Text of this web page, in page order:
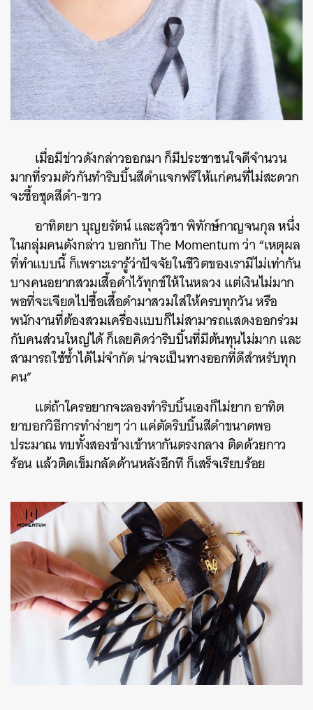
เมื่อมีข่าวดังกล่าวออกมา ก็มีประชาชนใจดีจำนวน
มากที่รวมตัวกันทำริบบิ้นสีดำแจกฟรีให้แก่คนที่ไม่สะดวก
จะซื้อชุดสีดำ-ขาว
อาทิตยา บุญยรัตน์ และสุวิชา พิทักษ์กาญจนกุล หนึ่ง
ในกลุ่มคนดังกล่าว บอกกับ The Momentum ว่า “เหตุผล
ที่ทำแบบนี้ ก็เพราะเรารู้ว่าปัจจัยในชีวิตของเรามีไม่เท่ากัน
บางคนอยากสวมเสื้อดำไว้ทุกข์ให้ในหลวง แต่เงินไม่มาก
พอที่จะเจียดไปซื้อเสื้อดำมาสวมใส่ให้ครบทุกวัน หรือ
พนักงานที่ต้องสวมเครื่องแบบก็ไม่สามารถแสดงออกร่วม
กับคนส่วนใหญ่ได้ ก็เลยคิดว่าริบบิ้นที่มีต้นทุนไม่มาก และ
สามารถใช้ซ้ำได้ไม่จำกัด น่าจะเป็นทางออกที่ดีสำหรับทุก
คน”
แต่ถ้าใครอยากจะลองทำริบบิ้นเองก็ไม่ยาก อาทิต
ยาบอกวิธีการทำง่ายๆ ว่า แค่ตัดริบบิ้นสีดำขนาดพอ
ประมาณ ทบทั้งสองข้างเข้าหากันตรงกลาง ติดด้วยกาว
ร้อน แล้วติดเข็มกลัดด้านหลังอีกที ก็เสร็จเรียบร้อย
ค้นหา